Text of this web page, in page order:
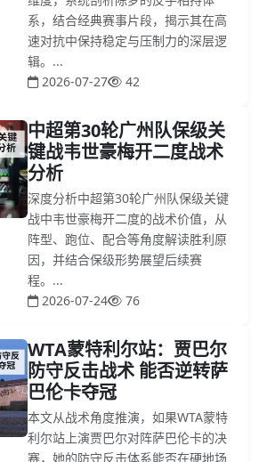
系，结合经典赛事片段，揭示其在高
速对抗中保持稳定与压制力的深层逻
辑。...
2026-07-27
42
中超第30轮广州队保级关
键战韦世豪梅开二度战术
分析
深度分析中超第30轮广州队保级关键
战中韦世豪梅开二度的战术价值，从
阵型、跑位、配合等角度解读胜利原
因，并结合保级形势展望后续赛
程。...
2026-07-24
76
WTA蒙特利尔站：贾巴尔
防守反击战术 能否逆转萨
巴伦卡夺冠
本文从战术角度推演，如果WTA蒙特
利尔站上演贾巴尔对阵萨巴伦卡的决
赛，她的防守反击体系能否在硬地场